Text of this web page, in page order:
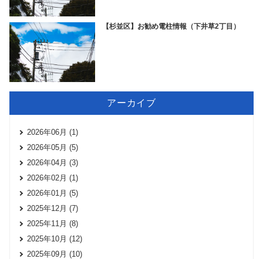
【杉並区】お勧め電柱情報（下井草2丁目）
アーカイブ
2026年06月 (1)
2026年05月 (5)
2026年04月 (3)
2026年02月 (1)
2026年01月 (5)
2025年12月 (7)
2025年11月 (8)
2025年10月 (12)
2025年09月 (10)